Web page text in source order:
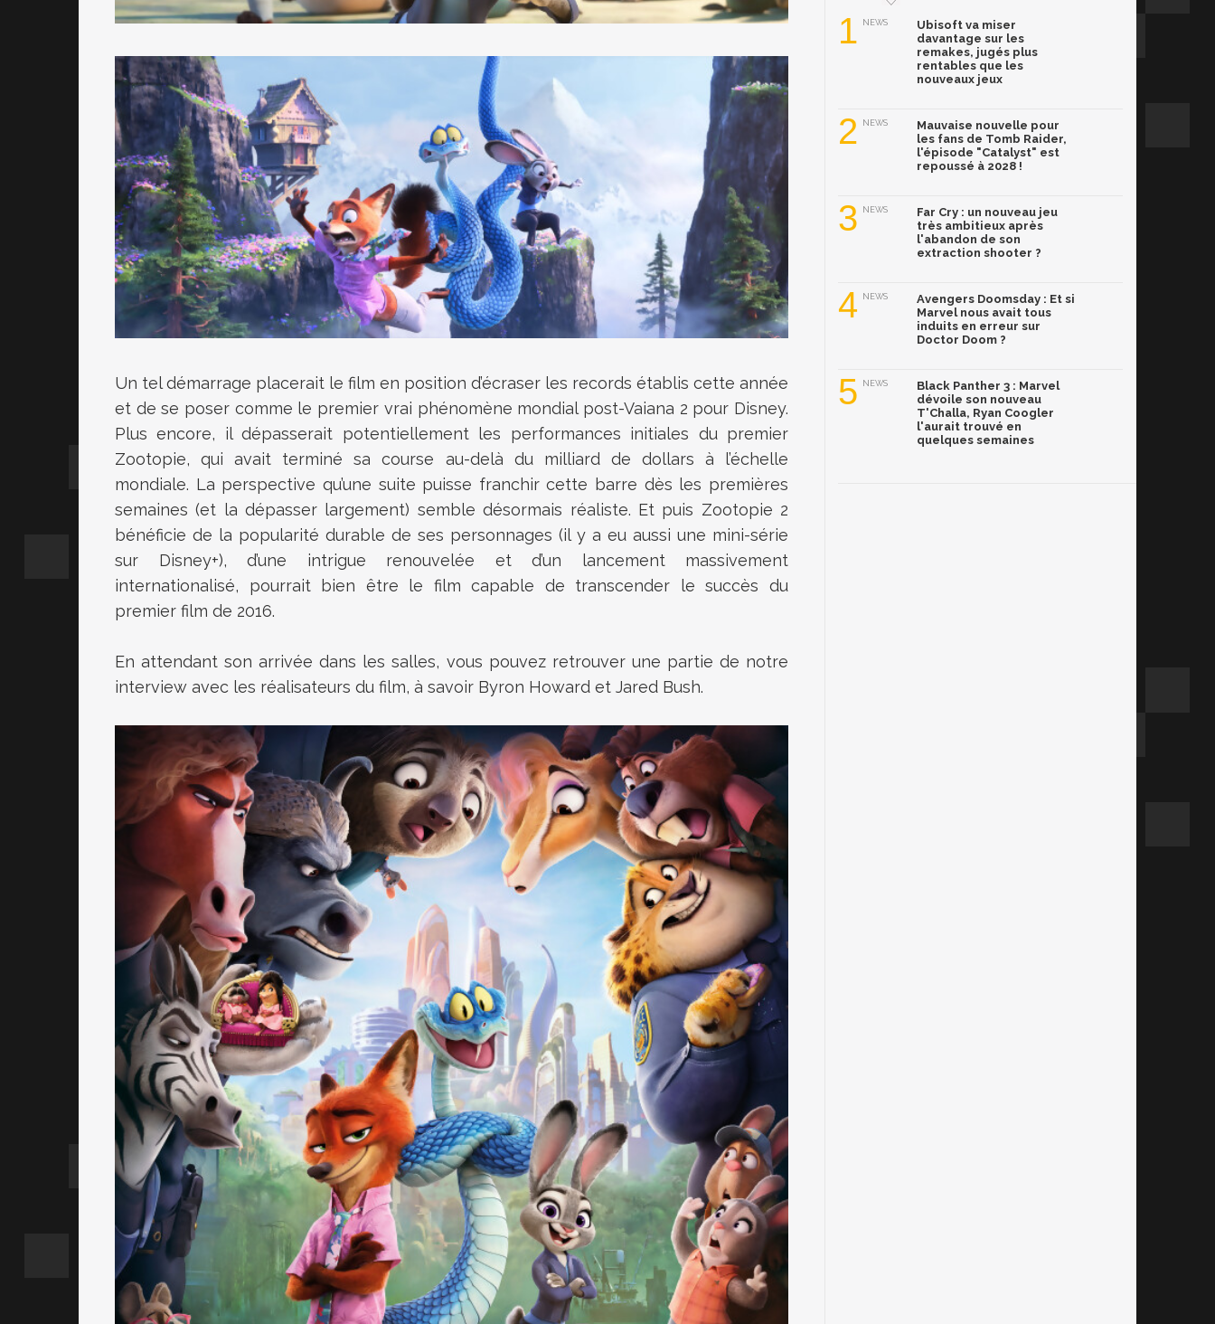
Un tel démarrage placerait le film en position d’écraser les records établis cette année
et de se poser comme le premier vrai phénomène mondial post-Vaiana 2 pour Disney.
Plus encore, il dépasserait potentiellement les performances initiales du premier
Zootopie, qui avait terminé sa course au-delà du milliard de dollars à l’échelle
mondiale. La perspective qu’une suite puisse franchir cette barre dès les premières
semaines (et la dépasser largement) semble désormais réaliste. Et puis Zootopie 2
bénéficie de la popularité durable de ses personnages (il y a eu aussi une mini-série
sur Disney+), d’une intrigue renouvelée et d’un lancement massivement
internationalisé, pourrait bien être le film capable de transcender le succès du
premier film de 2016.
En attendant son arrivée dans les salles, vous pouvez retrouver une partie de notre
interview avec les réalisateurs du film, à savoir Byron Howard et Jared Bush.
1 NEWS
Ubisoft va miser
davantage sur les
remakes, jugés plus
rentables que les
nouveaux jeux
2 NEWS
Mauvaise nouvelle pour
les fans de Tomb Raider,
l'épisode "Catalyst" est
repoussé à 2028 !
3 NEWS
Far Cry : un nouveau jeu
très ambitieux après
l'abandon de son
extraction shooter ?
4 NEWS
Avengers Doomsday : Et si
Marvel nous avait tous
induits en erreur sur
Doctor Doom ?
5 NEWS
Black Panther 3 : Marvel
dévoile son nouveau
T'Challa, Ryan Coogler
l'aurait trouvé en
quelques semaines